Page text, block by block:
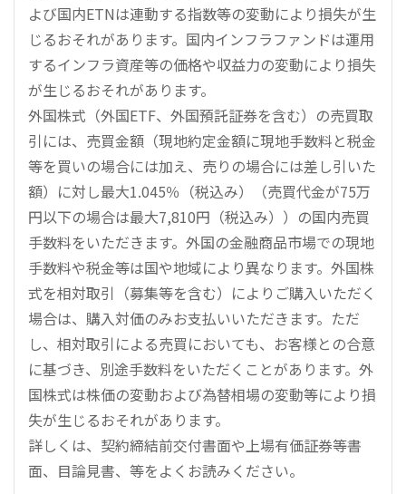
よび国内ETNは連動する指数等の変動により損失が生
じるおそれがあります。国内インフラファンドは運用
するインフラ資産等の価格や収益力の変動により損失
が生じるおそれがあります。
外国株式（外国ETF、外国預託証券を含む）の売買取
引には、売買金額（現地約定金額に現地手数料と税金
等を買いの場合には加え、売りの場合には差し引いた
額）に対し最大1.045％（税込み）（売買代金が75万
円以下の場合は最大7,810円（税込み））の国内売買
手数料をいただきます。外国の金融商品市場での現地
手数料や税金等は国や地域により異なります。外国株
式を相対取引（募集等を含む）によりご購入いただく
場合は、購入対価のみお支払いいただきます。ただ
し、相対取引による売買においても、お客様との合意
に基づき、別途手数料をいただくことがあります。外
国株式は株価の変動および為替相場の変動等により損
失が生じるおそれがあります。
詳しくは、契約締結前交付書面や上場有価証券等書
面、目論見書、等をよくお読みください。